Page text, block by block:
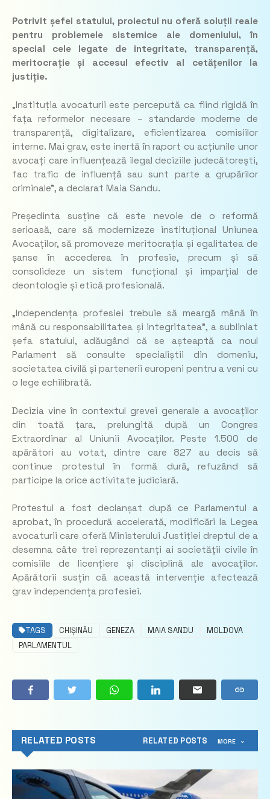
Potrivit șefei statului, proiectul nu oferă soluții reale
pentru problemele sistemice ale domeniului, în
special cele legate de integritate, transparență,
meritocrație și accesul efectiv al cetățenilor la
justiție.
„Instituția avocaturii este percepută ca fiind rigidă în
fața reformelor necesare – standarde moderne de
transparență, digitalizare, eficientizarea comisiilor
interne. Mai grav, este inertă în raport cu acțiunile unor
avocați care influențează ilegal deciziile judecătorești,
fac trafic de influență sau sunt parte a grupărilor
criminale”, a declarat Maia Sandu.
Președinta susține că este nevoie de o reformă
serioasă, care să modernizeze instituțional Uniunea
Avocaților, să promoveze meritocrația și egalitatea de
șanse în accederea în profesie, precum și să
consolideze un sistem funcțional și imparțial de
deontologie și etică profesională.
„Independența profesiei trebuie să meargă mână în
mână cu responsabilitatea și integritatea”, a subliniat
șefa statului, adăugând că se așteaptă ca noul
Parlament să consulte specialiștii din domeniu,
societatea civilă și partenerii europeni pentru a veni cu
o lege echilibrată.
Decizia vine în contextul grevei generale a avocaților
din toată țara, prelungită după un Congres
Extraordinar al Uniunii Avocaților. Peste 1.500 de
apărători au votat, dintre care 827 au decis să
continue protestul în formă dură, refuzând să
participe la orice activitate judiciară.
Protestul a fost declanșat după ce Parlamentul a
aprobat, în procedură accelerată, modificări la Legea
avocaturii care oferă Ministerului Justiției dreptul de a
desemna câte trei reprezentanți ai societății civile în
comisiile de licențiere și disciplină ale avocaților.
Apărătorii susțin că această intervenție afectează
grav independența profesiei.
TAGS CHIȘINĂU GENEZA MAIA SANDU
MOLDOVA
PARLAMENTUL
RELATED POSTS RELATED POSTS MORE